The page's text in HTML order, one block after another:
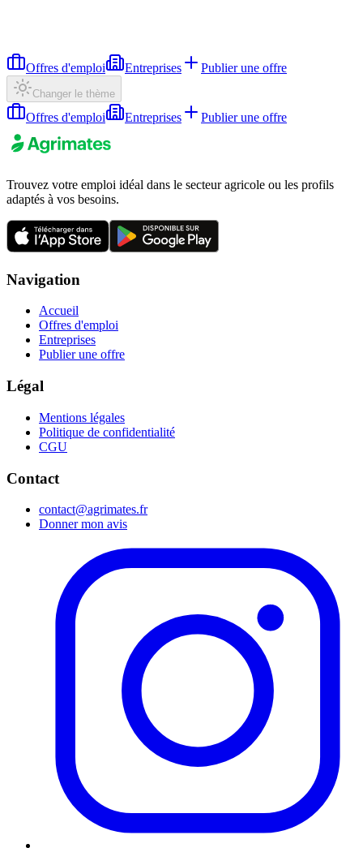
Offres d'emploi Entreprises Publier une offre
Changer le thème
Offres d'emploi Entreprises Publier une offre
Trouvez votre emploi idéal dans le secteur agricole ou les profils
adaptés à vos besoins.
Navigation
Accueil
Offres d'emploi
Entreprises
Publier une offre
Légal
Mentions légales
Politique de confidentialité
CGU
Contact
contact@agrimates.fr
Donner mon avis